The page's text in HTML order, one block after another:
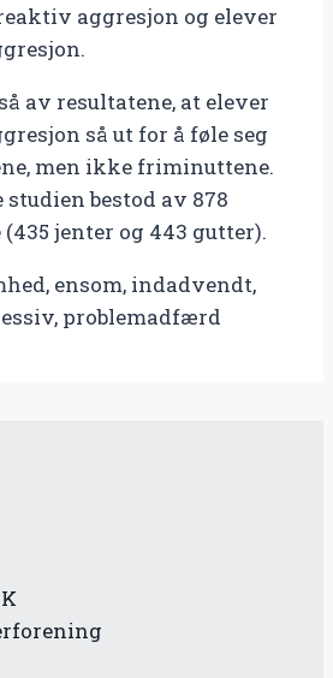
aggresjon og elever
av resultatene, at elever
så ut for å føle seg
men ikke friminuttene.
bestod av 878
jenter og 443 gutter).
ensom, indadvendt,
problemadfærd